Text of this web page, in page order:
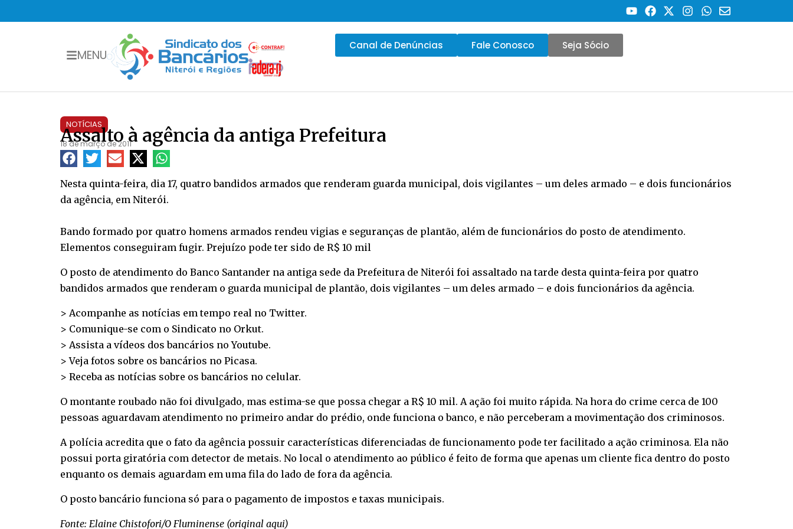
MENU
Canal de Denúncias Fale Conosco Seja Sócio
NOTÍCIAS
Assalto à agência da antiga Prefeitura
18 de março de 2011
Nesta quinta-feira, dia 17, quatro bandidos armados que renderam guarda municipal, dois vigilantes – um deles armado – e dois funcionários
da agência, em Niterói.
Bando formado por quatro homens armados rendeu vigias e seguranças de plantão, além de funcionários do posto de atendimento.
Elementos conseguiram fugir. Prejuízo pode ter sido de R$ 10 mil
O posto de atendimento do Banco Santander na antiga sede da Prefeitura de Niterói foi assaltado na tarde desta quinta-feira por quatro
bandidos armados que renderam o guarda municipal de plantão, dois vigilantes – um deles armado – e dois funcionários da agência.
> Acompanhe as notícias em tempo real no Twitter.
> Comunique-se com o Sindicato no Orkut.
> Assista a vídeos dos bancários noYoutube.
> Veja fotos sobre os bancários no Picasa.
> Receba as notícias sobre os bancários no celular.
O montante roubado não foi divulgado, mas estima-se que possa chegar a R$ 10 mil. A ação foi muito rápida. Na hora do crime cerca de 100
pessoas aguardavam atendimento no primeiro andar do prédio, onde funciona o banco, e não perceberam a movimentação dos criminosos.
A polícia acredita que o fato da agência possuir características diferenciadas de funcionamento pode ter facilitado a ação criminosa. Ela não
possui porta giratória com detector de metais. No local o atendimento ao público é feito de forma que apenas um cliente fica dentro do posto
enquanto os demais aguardam em uma fila do lado de fora da agência.
O posto bancário funciona só para o pagamento de impostos e taxas municipais.
Fonte: Elaine Chistofori/O Fluminense (original aqui)